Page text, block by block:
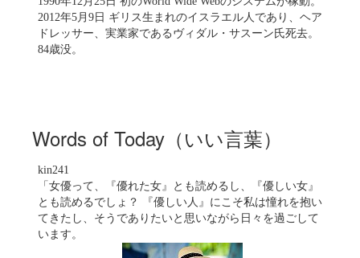
2012年5月9日 ギリス生まれのイスラエル人であり、ヘア
ドレッサー、実業家であるヴィダル・サスーン氏死去。
84歳没。
Words of Today（いい言葉）
kin241
「女優って、『優れた女』とも読めるし、『優しい女』
とも読めるでしょ？ 『優しい人』にこそ私は憧れを抱い
てきたし、そうでありたいと思いながら日々を過ごして
います。